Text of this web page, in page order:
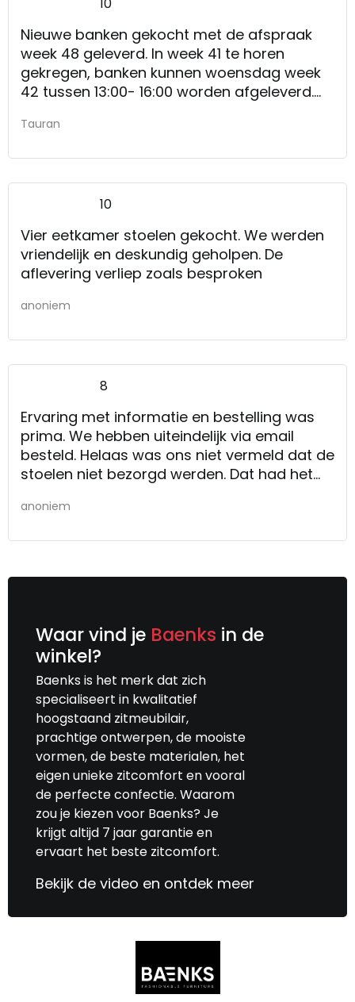
Nieuwe banken gekocht met de afspraak
week 48 geleverd. In week 41 te horen
gekregen, banken kunnen woensdag week
42 tussen 13:00- 16:00 worden afgeleverd.
afgeleverd, gemonteerd en verpakking
Nvt
Tauran
10
Vier eetkamer stoelen gekocht. We werden
vriendelijk en deskundig geholpen. De
aflevering verliep zoals besproken
anoniem
8
Ervaring met informatie en bestelling was
prima. We hebben uiteindelijk via email
besteld. Helaas was ons niet vermeld dat de
stoelen niet bezorgd werden. Dat had het
konden we uiteindelijk toch nog een
anoniem
Waar vind je Baenks in de
winkel?
Baenks is het merk dat zich
specialiseert in kwalitatief
hoogstaand zitmeubilair,
prachtige ontwerpen, de mooiste
vormen, de beste materialen, het
eigen unieke zitcomfort en vooral
de perfecte confectie. Waarom
zou je kiezen voor Baenks? Je
krijgt altijd 7 jaar garantie en
ervaart het beste zitcomfort.
Bekijk de video en ontdek meer